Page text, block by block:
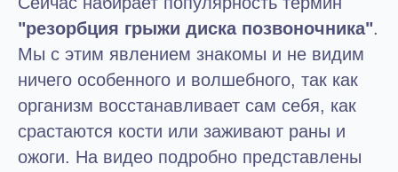
"резорбция грыжи диска позвоночника".
Мы с этим явлением знакомы и не видим
ничего особенного и волшебного, так как
организм восстанавливает сам себя, как
срастаются кости или заживают раны и
ожоги. На видео подробно представлены